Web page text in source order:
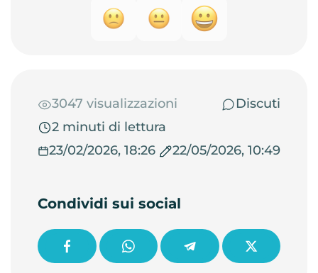
3047 visualizzazioni
Discuti
2 minuti di lettura
23/02/2026, 18:26
22/05/2026, 10:49
Condividi sui social